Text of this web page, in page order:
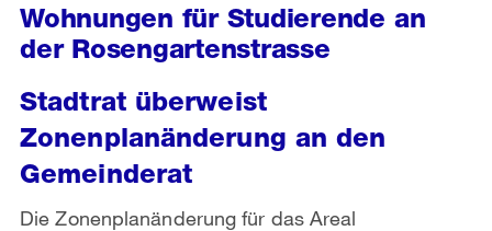
Wohnungen für Studierende an
der Rosengartenstrasse
Stadtrat überweist
Zonenplanänderung an den
Gemeinderat
Die Zonenplanänderung für das Areal